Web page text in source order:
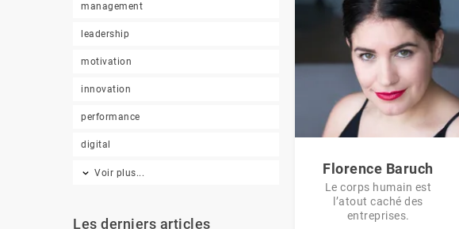
management
leadership
motivation
innovation
performance
digital
Voir plus...
Les derniers articles
Florence Baruch
Le corps humain est
l’atout caché des
entreprises.